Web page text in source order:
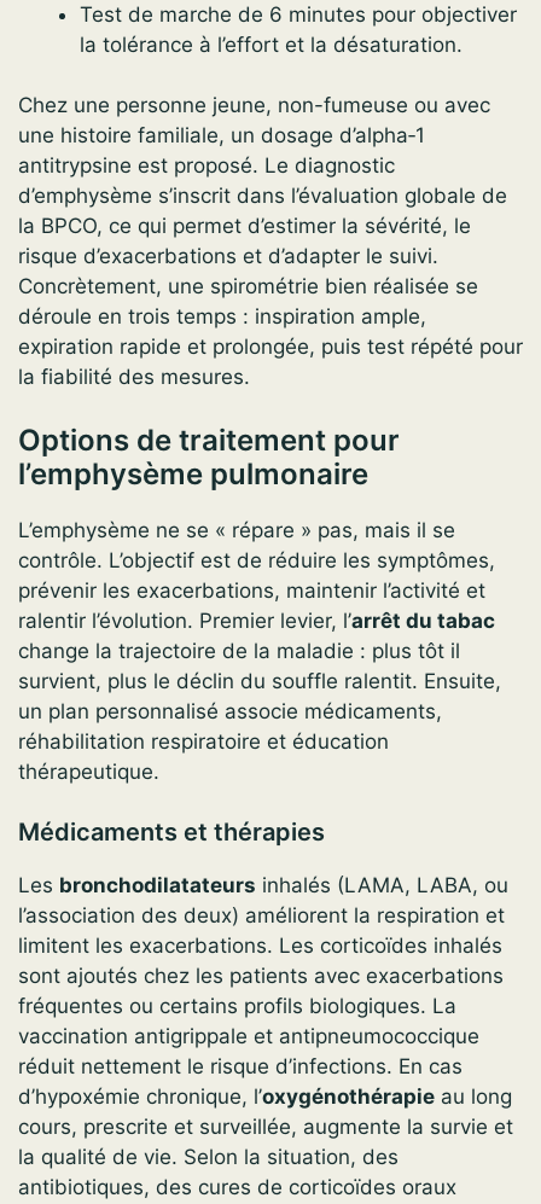
Test de marche de 6 minutes pour objectiver
la tolérance à l’effort et la désaturation.
Chez une personne jeune, non-fumeuse ou avec
une histoire familiale, un dosage d’alpha‑1
antitrypsine est proposé. Le diagnostic
d’emphysème s’inscrit dans l’évaluation globale de
la BPCO, ce qui permet d’estimer la sévérité, le
risque d’exacerbations et d’adapter le suivi.
Concrètement, une spirométrie bien réalisée se
déroule en trois temps : inspiration ample,
expiration rapide et prolongée, puis test répété pour
la fiabilité des mesures.
Options de traitement pour
l’emphysème pulmonaire
L’emphysème ne se « répare » pas, mais il se
contrôle. L’objectif est de réduire les symptômes,
prévenir les exacerbations, maintenir l’activité et
ralentir l’évolution. Premier levier, l’arrêt du tabac
change la trajectoire de la maladie : plus tôt il
survient, plus le déclin du souffle ralentit. Ensuite,
un plan personnalisé associe médicaments,
réhabilitation respiratoire et éducation
thérapeutique.
Médicaments et thérapies
Les bronchodilatateurs inhalés (LAMA, LABA, ou
l’association des deux) améliorent la respiration et
limitent les exacerbations. Les corticoïdes inhalés
sont ajoutés chez les patients avec exacerbations
fréquentes ou certains profils biologiques. La
vaccination antigrippale et antipneumococcique
réduit nettement le risque d’infections. En cas
d’hypoxémie chronique, l’oxygénothérapie au long
cours, prescrite et surveillée, augmente la survie et
la qualité de vie. Selon la situation, des
antibiotiques, des cures de corticoïdes oraux